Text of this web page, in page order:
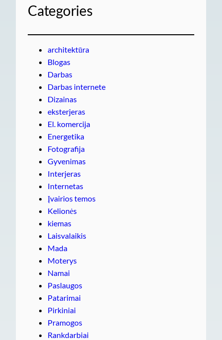
Categories
architektūra
Blogas
Darbas
Darbas internete
Dizainas
eksterjeras
El. komercija
Energetika
Fotografija
Gyvenimas
Interjeras
Internetas
Įvairios temos
Kelionės
kiemas
Laisvalaikis
Mada
Moterys
Namai
Paslaugos
Patarimai
Pirkiniai
Pramogos
Rankdarbiai